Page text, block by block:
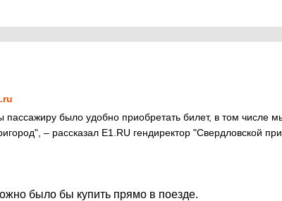
пассажиру было удобно приобретать билет, в том числе
– рассказал Е1.RU гендиректор "Свердловской
было бы купить прямо в поезде.